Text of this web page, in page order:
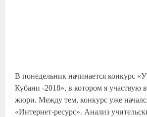
В понедельник начинается конкурс
Кубани -2018», в котором я участвую в
жюри. Между тем, конкурс уже
«Интернет-ресурс». Анализ